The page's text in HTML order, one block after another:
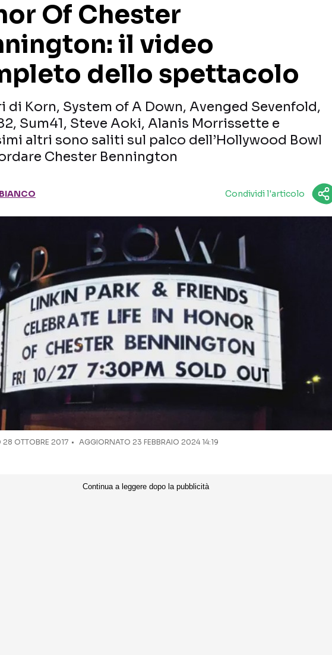
Of Chester
il video
dello spettacolo
di Korn, System of A Down, Avenged Sevenfold,
Sum41, Steve Aoki, Alanis Morrissette e
altri sono saliti sul palco dell’Hollywood Bowl
Chester Bennington
Condividi l'articolo
28 OTTOBRE 2017 AGGIORNATO 23 FEBBRAIO 2024 14:19